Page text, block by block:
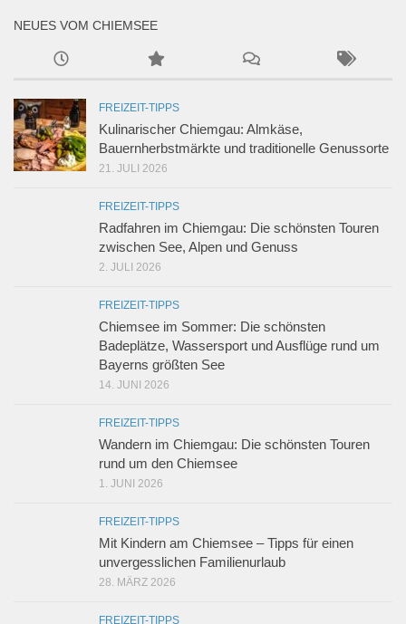
NEUES VOM CHIEMSEE
FREIZEIT-TIPPS
Kulinarischer Chiemgau: Almkäse,
Bauernherbstmärkte und traditionelle Genussorte
21. JULI 2026
FREIZEIT-TIPPS
Radfahren im Chiemgau: Die schönsten Touren
zwischen See, Alpen und Genuss
2. JULI 2026
FREIZEIT-TIPPS
Chiemsee im Sommer: Die schönsten
Badeplätze, Wassersport und Ausflüge rund um
Bayerns größten See
14. JUNI 2026
FREIZEIT-TIPPS
Wandern im Chiemgau: Die schönsten Touren
rund um den Chiemsee
1. JUNI 2026
FREIZEIT-TIPPS
Mit Kindern am Chiemsee – Tipps für einen
unvergesslichen Familienurlaub
28. MÄRZ 2026
FREIZEIT-TIPPS